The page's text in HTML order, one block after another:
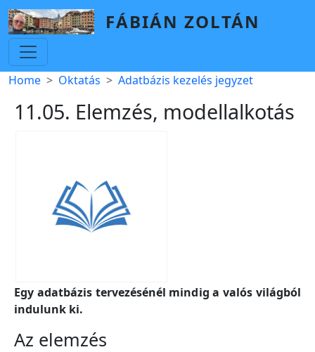
Skip to main content
FÁBIÁN ZOLTÁN
Breadcrumb
Home Oktatás Adatbázis kezelés jegyzet
11.05. Elemzés, modellalkotás
Egy adatbázis tervezésénél mindig a valós világból
indulunk ki.
Az elemzés